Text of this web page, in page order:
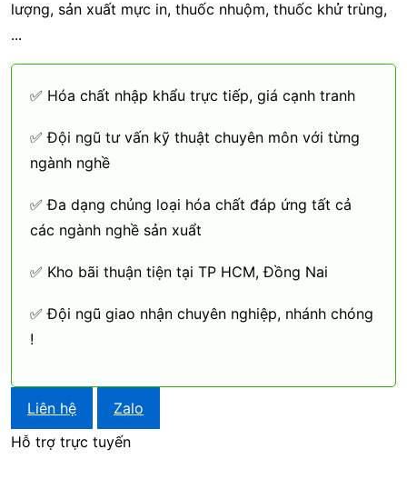
lượng, sản xuất mực in, thuốc nhuộm, thuốc khử trùng,
...
✅ Hóa chất nhập khẩu trực tiếp, giá cạnh tranh
✅ Đội ngũ tư vấn kỹ thuật chuyên môn với từng
ngành nghề
✅ Đa dạng chủng loại hóa chất đáp ứng tất cả
các ngành nghề sản xuẩt
✅ Kho bãi thuận tiện tại TP HCM, Đồng Nai
✅ Đội ngũ giao nhận chuyên nghiệp, nhánh chóng
!
Liên hệ
Zalo
Hỗ trợ trực tuyến